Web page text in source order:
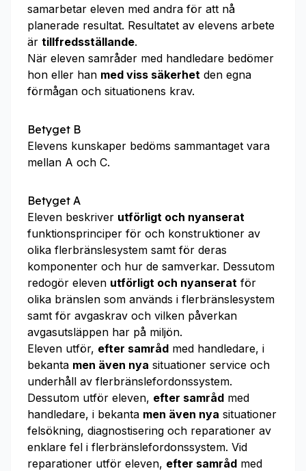
samarbetar eleven med andra för att nå
planerade resultat. Resultatet av elevens arbete
är tillfredsställande.
När eleven samråder med handledare bedömer
hon eller han med viss säkerhet den egna
förmågan och situationens krav.
Betyget B
Elevens kunskaper bedöms sammantaget vara
mellan A och C.
Betyget A
Eleven beskriver utförligt och nyanserat
funktionsprinciper för och konstruktioner av
olika flerbränslesystem samt för deras
komponenter och hur de samverkar. Dessutom
redogör eleven utförligt och nyanserat för
olika bränslen som används i flerbränslesystem
samt för avgaskrav och vilken påverkan
avgasutsläppen har på miljön.
Eleven utför, efter samråd med handledare, i
bekanta men även nya situationer service och
underhåll av flerbränslefordonssystem.
Dessutom utför eleven, efter samråd med
handledare, i bekanta men även nya situationer
felsökning, diagnostisering och reparationer av
enklare fel i flerbränslefordonssystem. Vid
reparationer utför eleven, efter samråd med